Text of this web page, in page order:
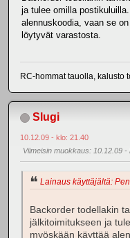
ja tulee omilla
alennuskoodia, vaan se
löytyvät varastosta.
RC-hommat tauolla, kalusto
Slugi
10.12.09 - klo: 21.40
Viimeisin muokkaus: 10.12.09 -
Lainaus käyttäjältä:
Backorder todellakin
jälkitoimitukseen ja
myöskään käyttää